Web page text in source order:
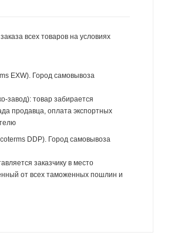
всех товаров на условиях
EXW). Город самовывоза
завод): товар забирается
продавца, оплата экспортных
DDP). Город самовывоза
заказчику в место
от всех таможенных пошлин и